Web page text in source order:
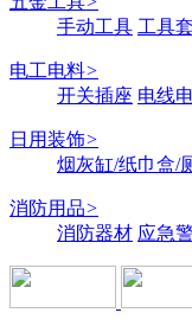
手动工具 工具
电工电料>
开关插座 电线
日用装饰>
烟灰缸/纸巾盒/
消防用品>
消防器材 应急